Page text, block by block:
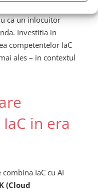
ca un inlocuitor
Investitia in
competentelor IaC
ales – in contextul
in era
IaC cu AI
(Cloud